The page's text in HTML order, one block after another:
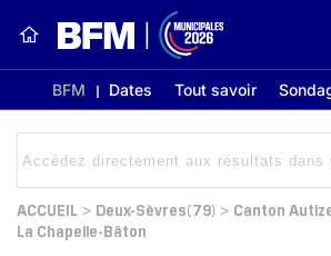
BFM Dates Tout savoir
ACCUEIL > Deux-Sèvres(79) > Canton
La Chapelle-Bâton